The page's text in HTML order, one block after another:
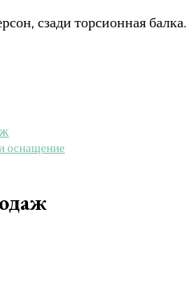
сзади торсионная балка.
оснащение